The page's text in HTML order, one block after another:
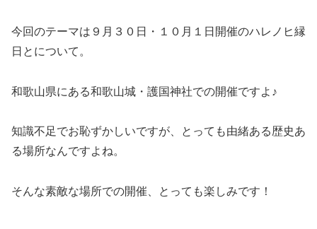
今回のテーマは９月３０日・１０月１日開催のハレノヒ縁
日とについて。
和歌山県にある和歌山城・護国神社での開催ですよ♪
知識不足でお恥ずかしいですが、とっても由緒ある歴史あ
る場所なんですよね。
そんな素敵な場所での開催、とっても楽しみです！